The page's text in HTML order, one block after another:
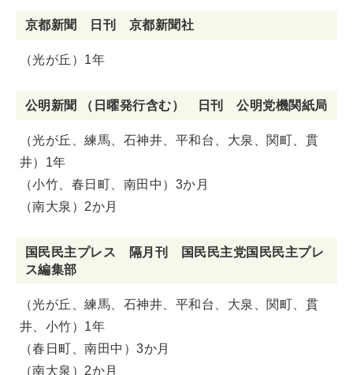
京都新聞 日刊 京都新聞社
（光が丘）1年
公明新聞 （日曜発行含む） 日刊 公明党機関紙局
（光が丘、練馬、石神井、平和台、大泉、関町、貫
井）1年
（小竹、春日町、南田中）3か月
（南大泉）2か月
国民民主プレス 隔月刊 国民民主党国民民主プレ
ス編集部
（光が丘、練馬、石神井、平和台、大泉、関町、貫
井、小竹）1年
（春日町、南田中）3か月
（南大泉）2か月